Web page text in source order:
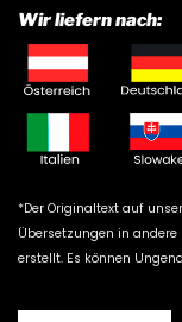
Wir liefern nach:
*Der Originaltext auf
Übersetzungen in
erstellt. Es können